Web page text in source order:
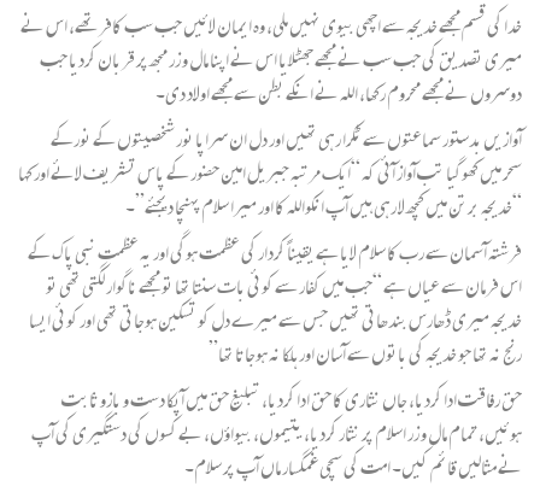
خدا کی قسم مجھے خدیجہ سے اچھی بیوی نہیں ملی، وہ ایمان لائیں جب سب کافر تھے، اس نے
میری تصدیق کی جب سب نے مجھے جھٹلایا اس نے اپنا مال و زر مجھ پر قربان کردیا جب
دوسروں نے مجھے محروم رکھا، اللہ نے انکے بطن سے مجھے اولاد دی۔
آوازیں بدستور سماعتوں سے ٹکرا رہی تھیں اور دل ان سراپا نور شخصیتوں کے نورکے
سحر میں کھوگیا تب آواز آئی کہ “ایک مرتبہ جبریل امین حضور کے پاس تشریف لائے اور کہا
“خدیجہ برتن میں کچھ لا رہی ہیں آپ انکواللہ کا اور میرا سلام پہنچا دیجئے”۔
فرشتہ آسمان سے رب کا سلام لایا ہے یقیناً کردار کی عظمت ہوگی اور یہ عظمت نبی پاک کے
اس فرمان سے عیاں ہے “جب میں کفار سے کوئی بات سنتا تھا تو مجھے ناگوار لگتی تھی تو
خدیجہ میری ڈھارس بندھاتی تھیں جس سے میرے دل کو تسکین ہوجاتی تھی اور کوئی ایسا
رنج نہ تھا جو خدیجہ کی باتوں سے آسان اور ہلکا نہ ہوجاتا تھا”
حق رفاقت ادا کردیا، جاں نثاری کا حق ادا کردیا، تبلیغ حق میں آپکا دست و بازو ثابت
ہوئیں، تمام مال و زر اسلام پر نثار کردیا، یتیموں، بیواؤں، بے کسوں کی دستگیری کی آپ
نے مثالیں قائم کیں۔ امت کی سچی غمگسار ماں آپ پر سلام۔